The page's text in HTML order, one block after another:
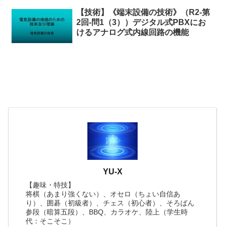
【技術】《端末設備の技術》（R2-第
2回-問1（3））デジタル式PBXにお
けるアナログ式内線回路の機能
YU-X
【趣味・特技】
将棋（あまり強くない）、オセロ（ちょい自信あ
り）、囲碁（初級者）、チェス（初心者）、そろばん
参段（暗算五段）、BBQ、カラオケ、陸上（学生時
代：そこそこ）